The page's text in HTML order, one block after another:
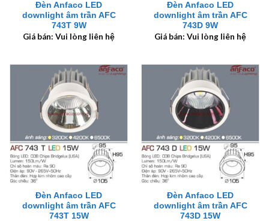
Đèn Anfaco LED
downlight âm trần AFC
743T 9W
Giá bán: Vui lòng liên hệ
Đèn Anfaco LED
downlight âm trần AFC
743D 9W
Giá bán: Vui lòng liên hệ
Đèn Anfaco LED
downlight âm trần AFC
743T 15W
Đèn Anfaco LED
downlight âm trần AFC
743D 15W